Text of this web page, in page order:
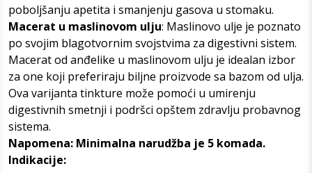
poboljšanju apetita i smanjenju gasova u stomaku.
Macerat u maslinovom ulju: Maslinovo ulje je poznato
po svojim blagotvornim svojstvima za digestivni sistem.
Macerat od anđelike u maslinovom ulju je idealan izbor
za one koji preferiraju biljne proizvode sa bazom od ulja.
Ova varijanta tinkture može pomoći u umirenju
digestivnih smetnji i podršci opštem zdravlju probavnog
sistema.
Napomena: Minimalna narudžba je 5 komada.
Indikacije: